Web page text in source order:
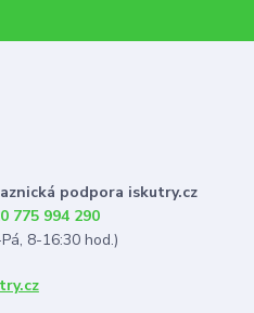
podpora iskutry.cz
775 994 290
8-16:30 hod.)